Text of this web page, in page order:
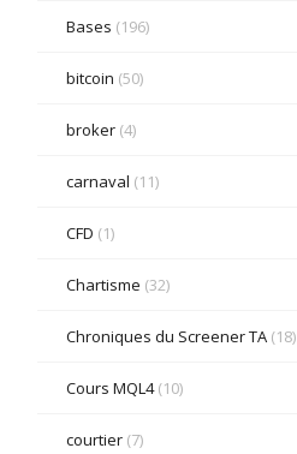
Bases (196)
bitcoin (50)
broker(4)
carnaval (11)
CFD (1)
Chartisme (32)
Chroniques du Screener TA(18)
Cours MQL4(10)
courtier(7)